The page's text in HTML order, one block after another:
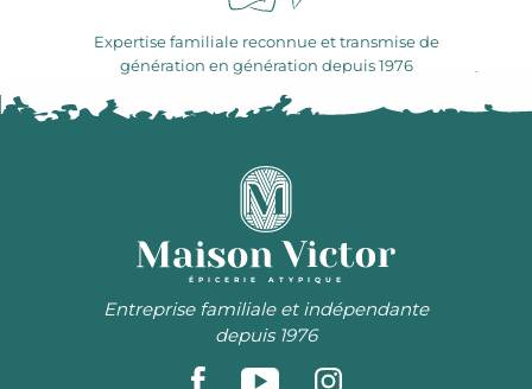
Expertise familiale reconnue et transmise de
génération en génération depuis 1976
ÉPICERIE ATYPIQUE
Entreprise familiale et indépendante
depuis 1976